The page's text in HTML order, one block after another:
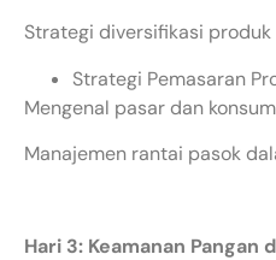
Strategi diversifikasi produk
Strategi Pemasaran
Mengenal pasar dan
Manajemen rantai pasok
Hari 3: Keamanan Pangan